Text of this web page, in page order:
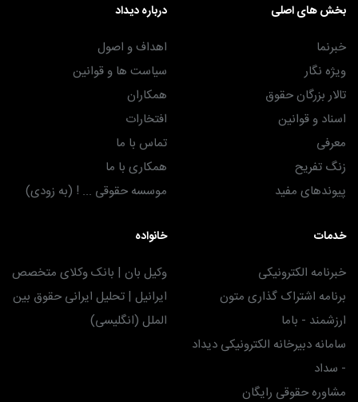
بخش های اصلی
خبرنما
ویژه نگار
تالار بزرگان حقوق
اسناد و قوانین
معرفی
زنگ تفریح
پیوندهای مفید
درباره دیداد
اهداف و اصول
سیاست ها و قوانین
همکاران
افتخارات
تماس با ما
همکاری با ما
موسسه حقوقی ... ! (به زودی)
خدمات
خبرنامه الکترونیکی
برنامه اشتراک گذاری متون
ارزشمند - باما
سامانه دبیرخانه الکترونیکی دیداد
- سداد
مشاوره حقوقی رایگان
خانواده
وکیل بان | بانک وکلای متخصص
ایرانیل | تحلیل ایرانی حقوق بین
الملل (انگلیسی)